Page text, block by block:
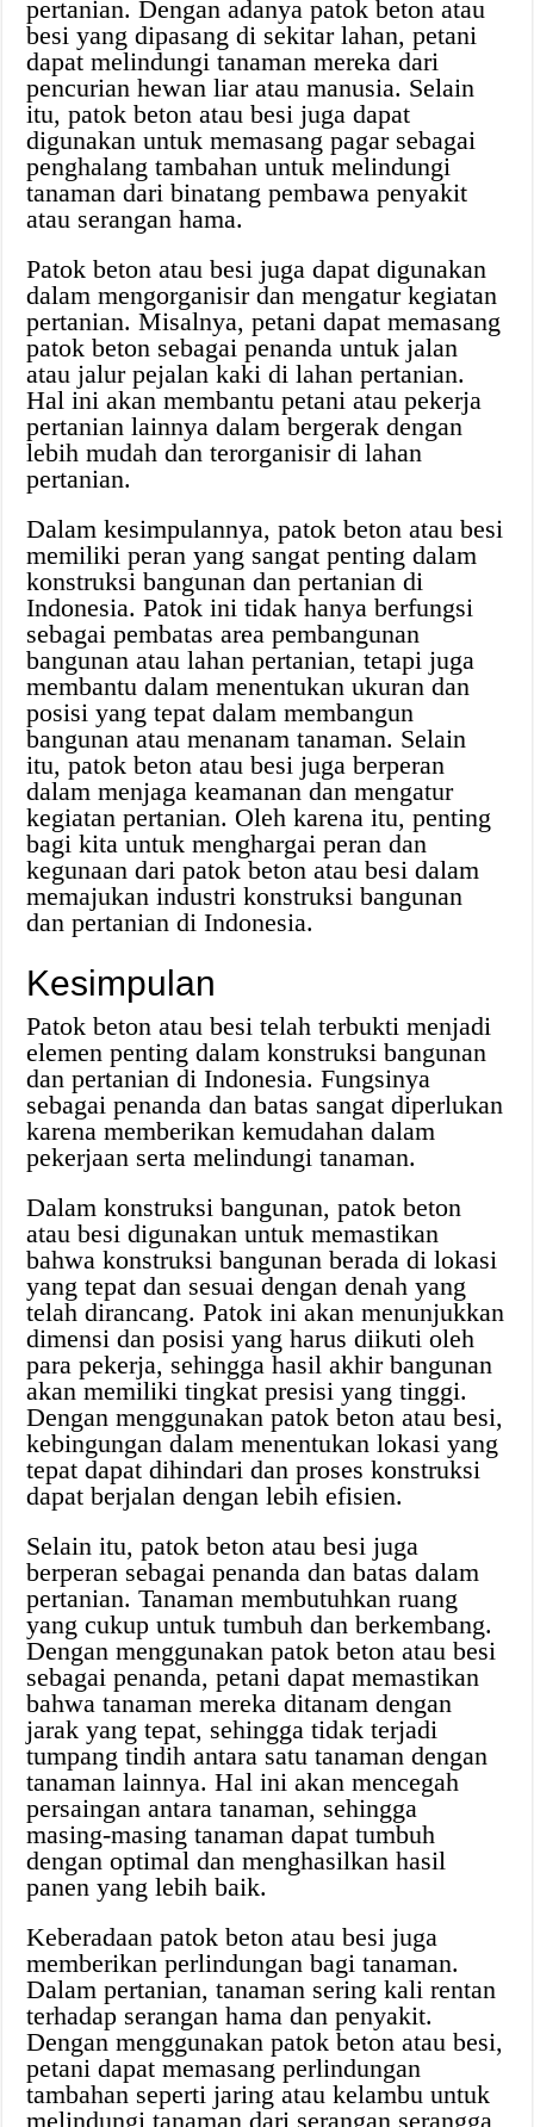
pertanian. Dengan adanya patok beton atau
besi yang dipasang di sekitar lahan, petani
dapat melindungi tanaman mereka dari
pencurian hewan liar atau manusia. Selain
itu, patok beton atau besi juga dapat
digunakan untuk memasang pagar sebagai
penghalang tambahan untuk melindungi
tanaman dari binatang pembawa penyakit
atau serangan hama.
Patok beton atau besi juga dapat digunakan
dalam mengorganisir dan mengatur kegiatan
pertanian. Misalnya, petani dapat memasang
patok beton sebagai penanda untuk jalan
atau jalur pejalan kaki di lahan pertanian.
Hal ini akan membantu petani atau pekerja
pertanian lainnya dalam bergerak dengan
lebih mudah dan terorganisir di lahan
pertanian.
Dalam kesimpulannya, patok beton atau besi
memiliki peran yang sangat penting dalam
konstruksi bangunan dan pertanian di
Indonesia. Patok ini tidak hanya berfungsi
sebagai pembatas area pembangunan
bangunan atau lahan pertanian, tetapi juga
membantu dalam menentukan ukuran dan
posisi yang tepat dalam membangun
bangunan atau menanam tanaman. Selain
itu, patok beton atau besi juga berperan
dalam menjaga keamanan dan mengatur
kegiatan pertanian. Oleh karena itu, penting
bagi kita untuk menghargai peran dan
kegunaan dari patok beton atau besi dalam
memajukan industri konstruksi bangunan
dan pertanian di Indonesia.
Kesimpulan
Patok beton atau besi telah terbukti menjadi
elemen penting dalam konstruksi bangunan
dan pertanian di Indonesia. Fungsinya
sebagai penanda dan batas sangat diperlukan
karena memberikan kemudahan dalam
pekerjaan serta melindungi tanaman.
Dalam konstruksi bangunan, patok beton
atau besi digunakan untuk memastikan
bahwa konstruksi bangunan berada di lokasi
yang tepat dan sesuai dengan denah yang
telah dirancang. Patok ini akan menunjukkan
dimensi dan posisi yang harus diikuti oleh
para pekerja, sehingga hasil akhir bangunan
akan memiliki tingkat presisi yang tinggi.
Dengan menggunakan patok beton atau besi,
kebingungan dalam menentukan lokasi yang
tepat dapat dihindari dan proses konstruksi
dapat berjalan dengan lebih efisien.
Selain itu, patok beton atau besi juga
berperan sebagai penanda dan batas dalam
pertanian. Tanaman membutuhkan ruang
yang cukup untuk tumbuh dan berkembang.
Dengan menggunakan patok beton atau besi
sebagai penanda, petani dapat memastikan
bahwa tanaman mereka ditanam dengan
jarak yang tepat, sehingga tidak terjadi
tumpang tindih antara satu tanaman dengan
tanaman lainnya. Hal ini akan mencegah
persaingan antara tanaman, sehingga
masing-masing tanaman dapat tumbuh
dengan optimal dan menghasilkan hasil
panen yang lebih baik.
Keberadaan patok beton atau besi juga
memberikan perlindungan bagi tanaman.
Dalam pertanian, tanaman sering kali rentan
terhadap serangan hama dan penyakit.
Dengan menggunakan patok beton atau besi,
petani dapat memasang perlindungan
tambahan seperti jaring atau kelambu untuk
melindungi tanaman dari serangan serangga